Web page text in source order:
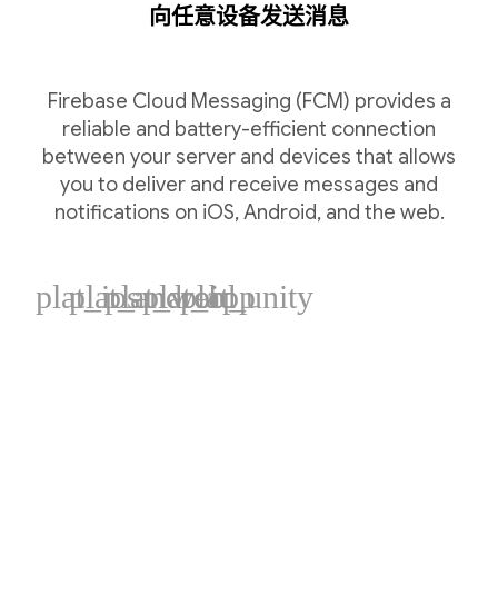
向任意设备发送消息
Firebase Cloud Messaging (FCM) provides a
reliable and battery-efficient connection
between your server and devices that allows
you to deliver and receive messages and
notifications on iOS, Android, and the web.
plat_ios
plat_android
plat_web
plat_cpp
plat_unity